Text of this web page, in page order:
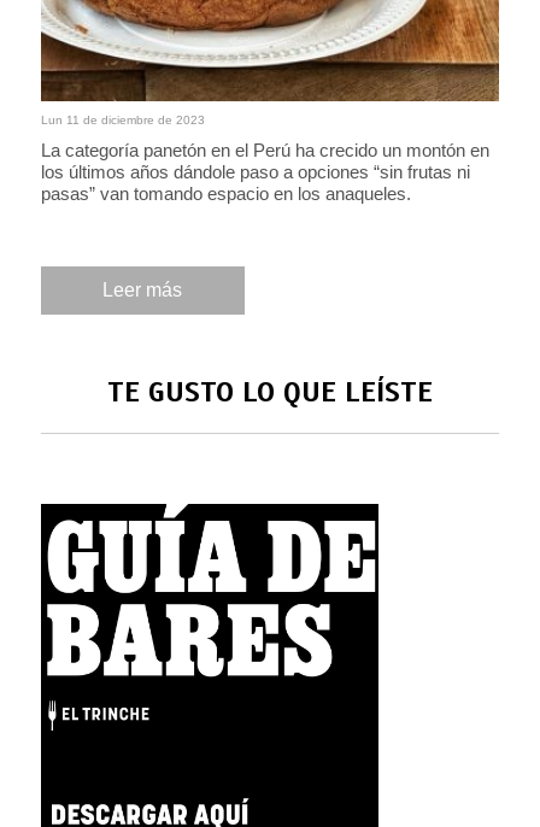
Lun 11 de diciembre de 2023
La categoría panetón en el Perú ha crecido un montón en
los últimos años dándole paso a opciones “sin frutas ni
pasas” van tomando espacio en los anaqueles.
Leer más
TE GUSTO LO QUE LEÍSTE